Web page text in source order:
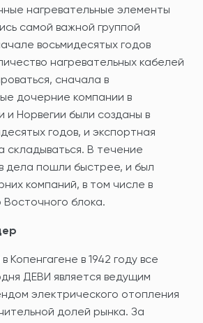
нагревательные элементы
самой важной группой
восьмидесятых годов
нагревательных кабелей
сначала в
дочерние компании в
и Норвегии были созданы в
годов, и экспортная
складываться. В течение
дела пошли быстрее, и был
компаний, в том числе в
блока.
Копенгагене в 1942 году все
ДЕВИ является ведущим
электрического отопления
долей рынка. За